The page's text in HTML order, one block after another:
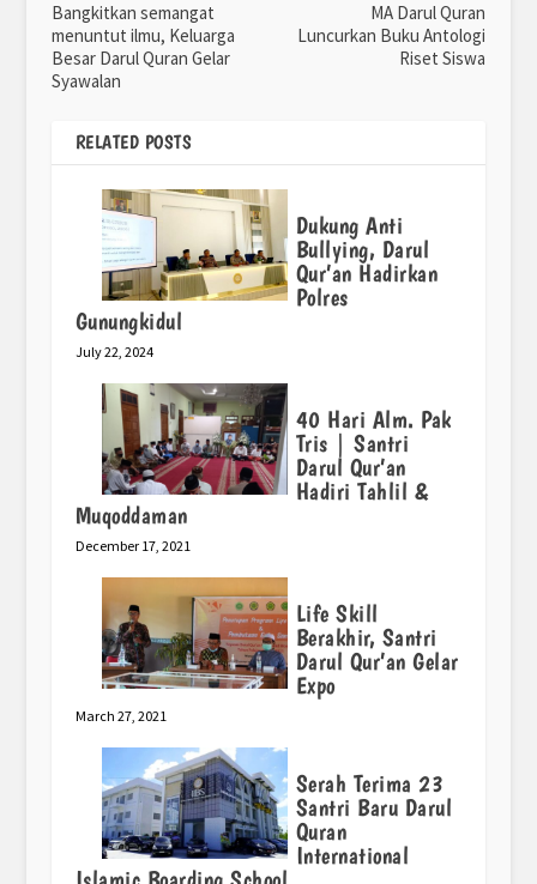
Bangkitkan semangat
menuntut ilmu, Keluarga
Besar Darul Quran Gelar
Syawalan
MA Darul Quran
Luncurkan Buku Antologi
Riset Siswa
RELATED POSTS
Dukung Anti
Bullying, Darul
Qur’an Hadirkan
Polres
Gunungkidul
July 22, 2024
40 Hari Alm. Pak
Tris | Santri
Darul Qur’an
Hadiri Tahlil &
Muqoddaman
December 17, 2021
Life Skill
Berakhir, Santri
Darul Qur’an Gelar
Expo
March 27, 2021
Serah Terima 23
Santri Baru Darul
Quran
International